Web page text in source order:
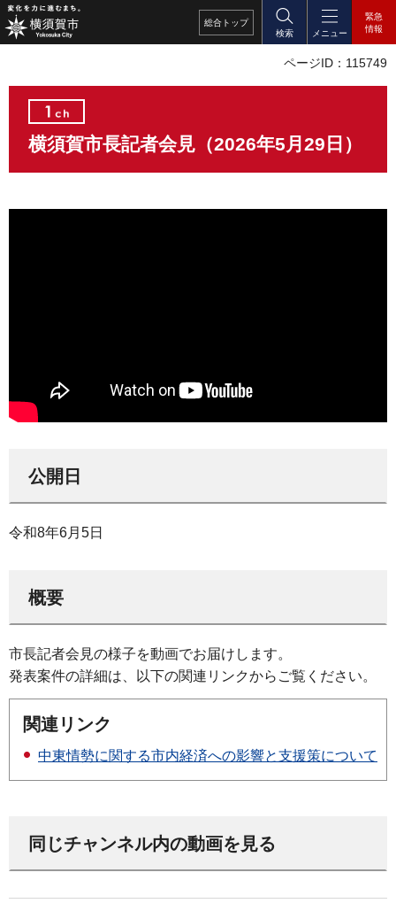
総合 トップ
検索
メニュー
緊急
情報
ページID：115749
横須賀市長記者会見（2026年5月29日）
公開日
令和8年6月5日
概要
市長記者会見の様子を動画でお届けします。
発表案件の詳細は、以下の関連リンクからご覧ください。
関連リンク
中東情勢に関する市内経済への影響と支援策について
同じチャンネル内の動画を見る